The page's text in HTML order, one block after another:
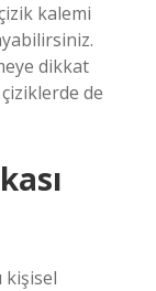
kalemi
dikkat
de
kişisel